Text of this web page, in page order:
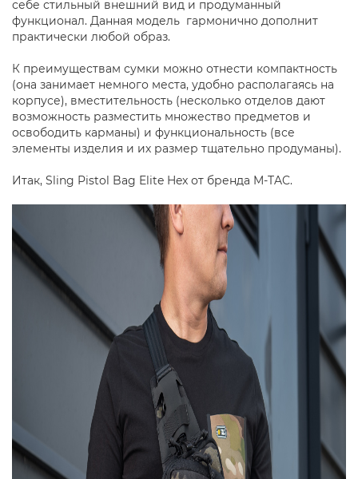
себе стильный внешний вид и продуманный
функционал. Данная модель гармонично дополнит
практически любой образ.
К преимуществам сумки можно отнести компактность
(она занимает немного места, удобно располагаясь на
корпусе), вместительность (несколько отделов дают
возможность разместить множество предметов и
освободить карманы) и функциональность (все
элементы изделия и их размер тщательно продуманы).
Итак, Sling Pistol Bag Elite Hex от бренда M-TAC.